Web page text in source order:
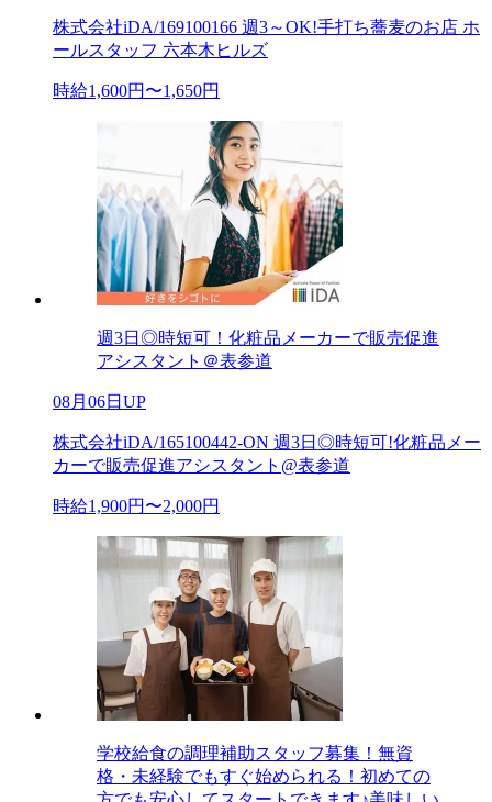
株式会社iDA/169100166 週3～OK!手打ち蕎麦のお店 ホ
ールスタッフ 六本木ヒルズ
時給1,600円〜1,650円
週3日◎時短可！化粧品メーカーで販売促進
アシスタント＠表参道
08月06日UP
株式会社iDA/165100442-ON 週3日◎時短可!化粧品メー
カーで販売促進アシスタント@表参道
時給1,900円〜2,000円
学校給食の調理補助スタッフ募集！無資
格・未経験でもすぐ始められる！初めての